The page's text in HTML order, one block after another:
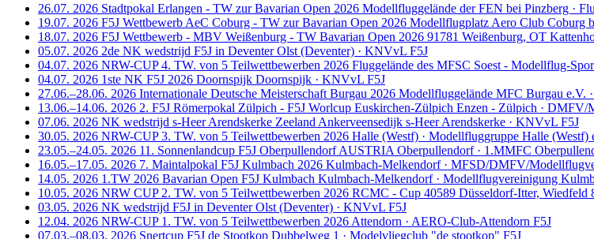
26.07. 2026 Stadtpokal Erlangen - TW zur Bavarian Open 2026 Modellfluggelände der FEN bei Pinzberg ·
19.07. 2026 F5J Wettbewerb AeC Coburg - TW zur Bavarian Open 2026 Modellflugplatz Aero Club Coburg
18.07. 2026 F5J Wettbewerb - MBV Weißenburg - TW Bavarian Open 2026 91781 Weißenburg, OT
05.07. 2026 2de NK wedstrijd F5J in Deventer Olst (Deventer) · KNVvL F5J
04.07. 2026 NRW-CUP 4. TW. von 5 Teilwettbewerben 2026 Fluggelände des MFSC Soest - Modellflug-
04.07. 2026 1ste NK F5J 2026 Doornspijk Doornspijk · KNVvL F5J
27.06.–28.06. 2026 Internationale Deutsche Meisterschaft Burgau 2026 Modellfluggelände MFC Burgau e.V.
13.06.–14.06. 2026 2. F5J Römerpokal Zülpich - F5J Worlcup Euskirchen-Zülpich Enzen - Zülpich · DMFV/
07.06. 2026 NK wedstrijd s-Heer Arendskerke Zeeland Ankerveensedijk s-Heer Arendskerke · KNVvL F5J
30.05. 2026 NRW-CUP 3. TW. von 5 Teilwettbewerben 2026 Halle (Westf) · Modellfluggruppe Halle (Westf)
23.05.–24.05. 2026 11. Sonnenlandcup F5J Oberpullendorf AUSTRIA Oberpullendorf · 1.MMFC
16.05.–17.05. 2026 7. Maintalpokal F5J Kulmbach 2026 Kulmbach-Melkendorf · MFSD/DMFV/
14.05. 2026 1.TW 2026 Bavarian Open F5J Kulmbach Kulmbach-Melkendorf · Modellflugvereinigung
10.05. 2026 NRW CUP 2. TW. von 5 Teilwettbewerben 2026 RCMC - Cup 40589 Düsseldorf-Itter, Wiedfeld
03.05. 2026 NK wedstrijd F5J in Deventer Olst (Deventer) · KNVvL F5J
12.04. 2026 NRW-CUP 1. TW. von 5 Teilwettbewerben 2026 Attendorn · AERO-Club-Attendorn F5J
07.03.–08.03. 2026 Snertcup F5J de Stootkop Dubbelweg 1 · Modelvliegclub "de stootkop" F5J